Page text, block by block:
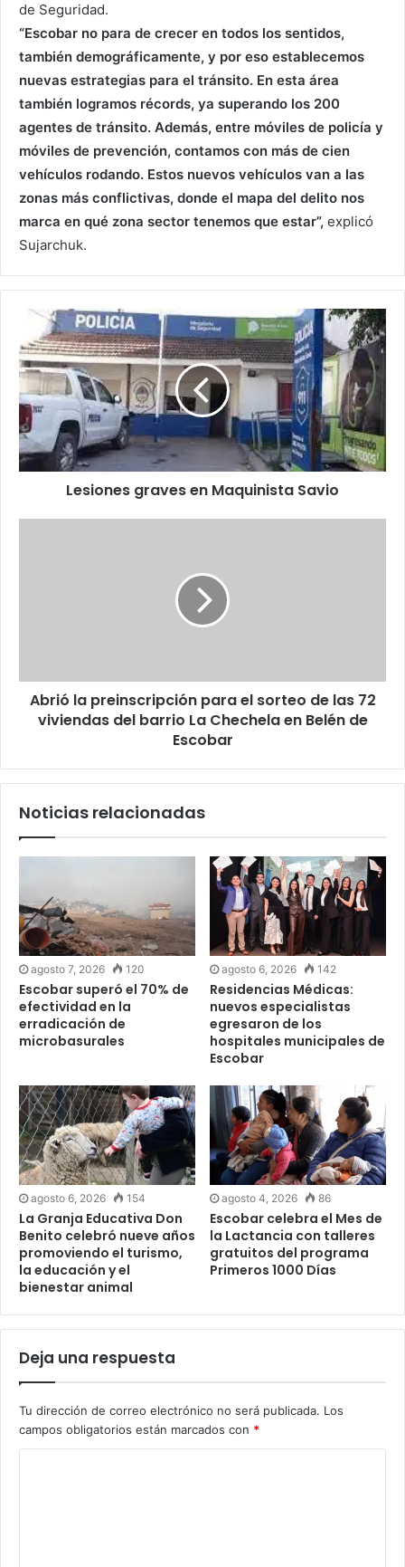
de Seguridad.
“Escobar no para de crecer en todos los sentidos,
también demográficamente, y por eso establecemos
nuevas estrategias para el tránsito. En esta área
también logramos récords, ya superando los 200
agentes de tránsito. Además, entre móviles de policía y
móviles de prevención, contamos con más de cien
vehículos rodando. Estos nuevos vehículos van a las
zonas más conflictivas, donde el mapa del delito nos
marca en qué zona sector tenemos que estar”, explicó
Sujarchuk.
Lesiones graves en Maquinista Savio
Abrió la preinscripción para el sorteo de las 72
viviendas del barrio La Chechela en Belén de
Escobar
Noticias relacionadas
agosto 7, 2026 120
Escobar superó el 70% de
efectividad en la
erradicación de
microbasurales
agosto 6, 2026 142
Residencias Médicas:
nuevos especialistas
egresaron de los
hospitales municipales de
Escobar
agosto 6, 2026 154
La Granja Educativa Don
Benito celebró nueve años
promoviendo el turismo,
la educación y el
bienestar animal
agosto 4, 2026 86
Escobar celebra el Mes de
la Lactancia con talleres
gratuitos del programa
Primeros 1000 Días
Deja una respuesta
Tu dirección de correo electrónico no será publicada. Los
campos obligatorios están marcados con *